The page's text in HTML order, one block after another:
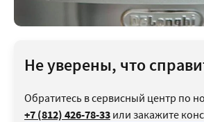
Не уверены, что
Обратитесь в сервисный центр по
+7 (812) 426-78-33 или закажите